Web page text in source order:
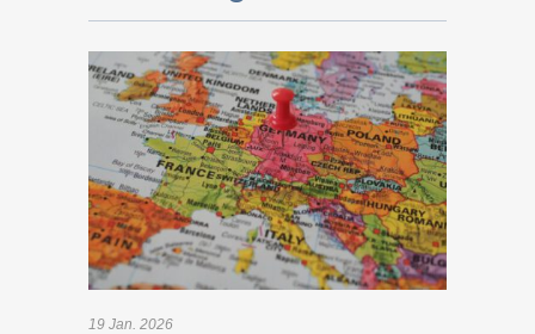
19 Jan. 2026